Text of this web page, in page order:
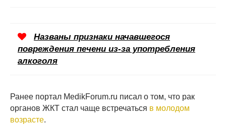
Названы признаки начавшегося
повреждения печени из-за употребления
алкоголя
Ранее портал MedikForum.ru писал о том, что рак
органов ЖКТ стал чаще встречаться в молодом
возрасте.